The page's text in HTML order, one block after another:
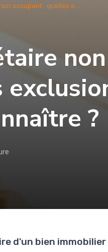
occupant : quelles e...
non
?
d'un bien